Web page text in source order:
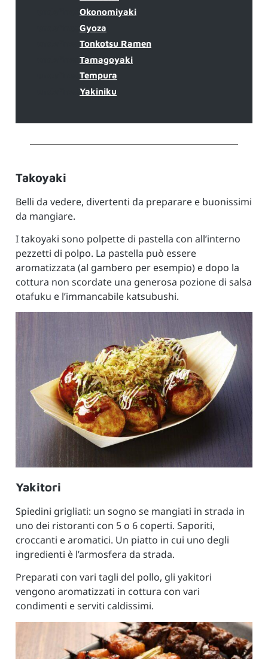
Okonomiyaki
Gyoza
Tonkotsu Ramen
Tamagoyaki
Tempura
Yakiniku
Takoyaki
Belli da vedere, divertenti da preparare e buonissimi
da mangiare.
I takoyaki sono polpette di pastella con all’interno
pezzetti di polpo. La pastella può essere
aromatizzata (al gambero per esempio) e dopo la
cottura non scordate una generosa pozione di salsa
otafuku e l’immancabile katsubushi.
Yakitori
Spiedini grigliati: un sogno se mangiati in strada in
uno dei ristoranti con 5 o 6 coperti. Saporiti,
croccanti e aromatici. Un piatto in cui uno degli
ingredienti è l’armosfera da strada.
Preparati con vari tagli del pollo, gli yakitori
vengono aromatizzati in cottura con vari
condimenti e serviti caldissimi.